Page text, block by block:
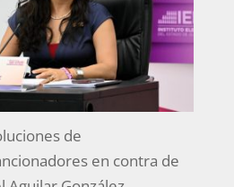
de
en contra de